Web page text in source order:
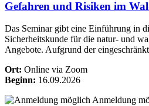
Gefahren und Risiken im
Das Seminar gibt eine Einführung in
Sicherheitskunde für die natur- und
Angebote. Aufgrund der
Ort: Online via Zoom
Beginn: 16.09.2026
Anmeldung